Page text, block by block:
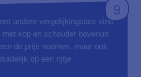
9
andere vergelijkingsites vind
kop en schouder bovenuit
de prijs noemen, maar ook
op een rijtje